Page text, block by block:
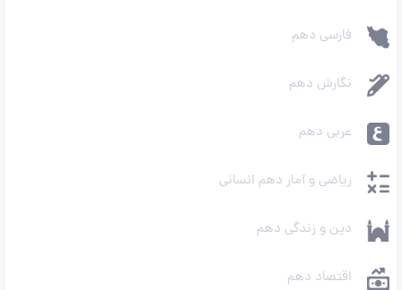
فارسی دهم
نگارش دهم
عربی دهم
ریاضی و آمار دهم انسانی
دین و زندگی دهم
اقتصاد دهم